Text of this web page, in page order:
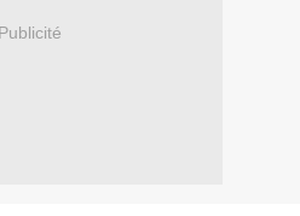
Publicité